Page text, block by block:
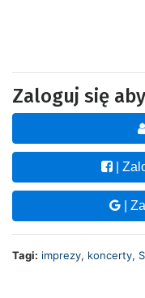
Zaloguj się
|
|
Tagi: imprezy, koncerty,